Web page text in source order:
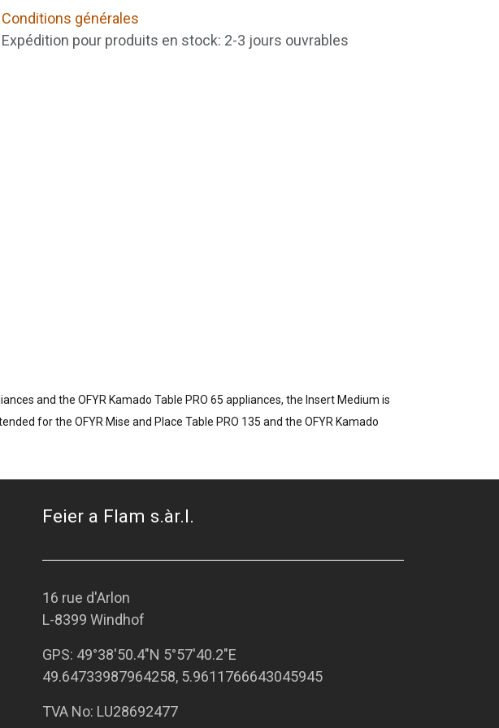
Conditions générales
Expédition pour produits en stock: 2-3 jours ouvrables
and the OFYR Kamado Table PRO 65 appliances, the Insert Medium is
for the OFYR Mise and Place Table PRO 135 and the OFYR Kamado
Feier a Flam s.àr.l.
16 rue d'Arlon
L-8399 Windhof
GPS: 49°38'50.4"N 5°57'40.2"E
49.64733987964258, 5.9611766643045945
TVA No: LU28692477